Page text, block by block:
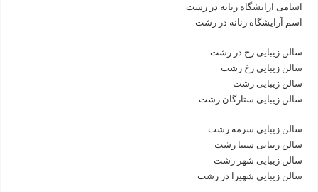
اسامی ارایشگاه زنانه در رشت
اسم آرایشگاه زنانه در رشت
سالن زیبایی رخ در رشت
سالن زیبایی رخ رشت
سالن زیبایی رشت
سالن زیبایی ستارگان رشت
سالن زیبایی سرمه رشت
سالن زیبایی سیتا رشت
سالن زیبایی شهر رشت
سالن زیبایی شهیرا در رشت